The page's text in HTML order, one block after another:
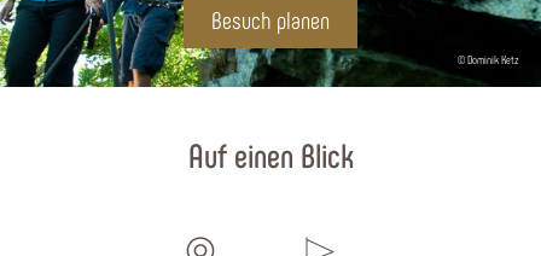
© Dominik Ketz
Besuch planen
Auf einen Blick